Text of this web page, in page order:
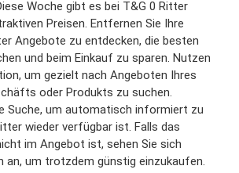
Woche gibt es bei T&G 0 Ritter
Preisen. Entfernen Sie Ihre
Angebote zu entdecken, die besten
und beim Einkauf zu sparen. Nutzen
um gezielt nach Angeboten Ihres
oder Produkts zu suchen.
Suche, um automatisch informiert zu
wieder verfügbar ist. Falls das
im Angebot ist, sehen Sie sich
an, um trotzdem günstig einzukaufen.